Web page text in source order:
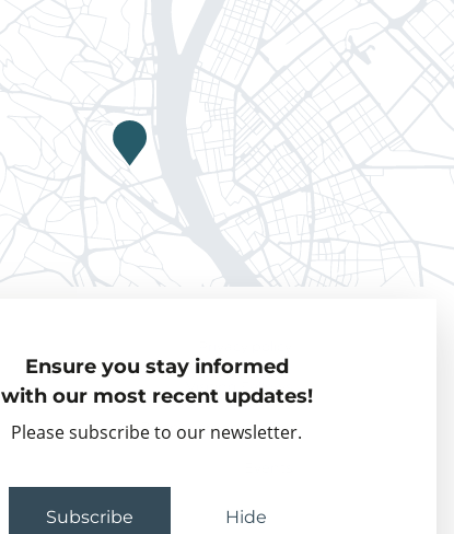
Ensure you stay informed
with our most recent updates!
Please subscribe to our newsletter.
Subscribe Hide
Visiting Fellows
Partner organisations